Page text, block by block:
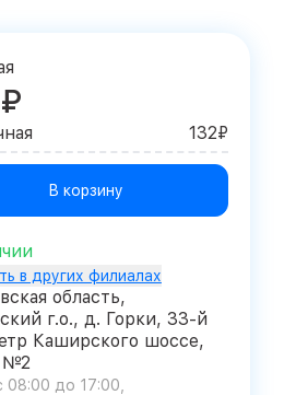
132₽
В корзину
в других филиалах
область,
г.о., д. Горки, 33-й
Каширского шоссе,
№2
08:00 до 17:00